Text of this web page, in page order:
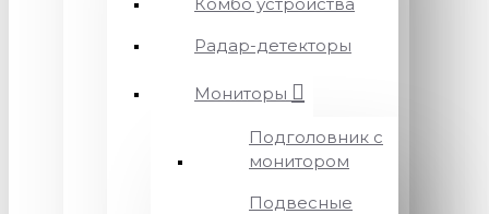
Радар-детекторы
Мониторы
Подголовник с
монитором
Подвесные